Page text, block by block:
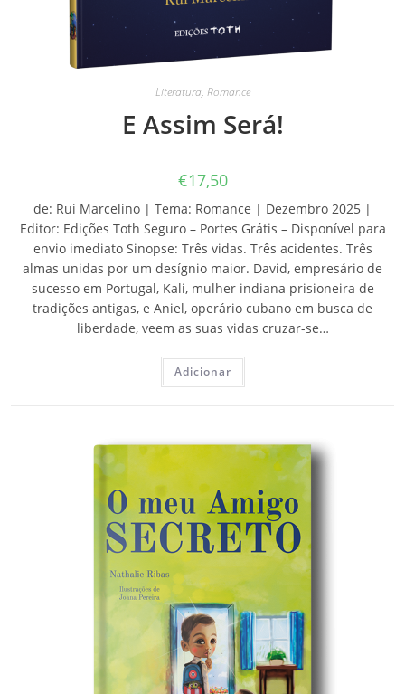
Literatura, Romance
E Assim Será!
€17,50
de: Rui Marcelino | Tema: Romance | Dezembro 2025 |
Editor: Edições Toth Seguro – Portes Grátis – Disponível para
envio imediato Sinopse: Três vidas. Três acidentes. Três
almas unidas por um desígnio maior. David, empresário de
sucesso em Portugal, Kali, mulher indiana prisioneira de
tradições antigas, e Aniel, operário cubano em busca de
liberdade, veem as suas vidas cruzar-se…
Adicionar